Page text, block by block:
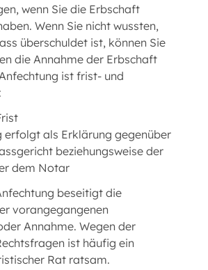
wenn Sie die Erbschaft
Wenn Sie nicht wussten,
überschuldet ist, können Sie
die Annahme der Erbschaft
ist frist- und
erfolgt als Erklärung gegenüber
beziehungsweise der
dem Notar
beseitigt die
vorangegangenen
Annahme. Wegen der
ist häufig ein
Rat ratsam.